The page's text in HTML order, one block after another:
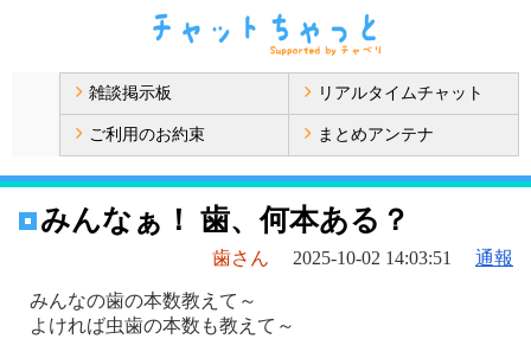
雑談掲示板 リアルタイムチャット
ご利用のお約束 まとめアンテナ
みんなぁ！ 歯、何本ある？
歯さん 2025-10-02 14:03:51 通報
みんなの歯の本数教えて～
よければ虫歯の本数も教えて～